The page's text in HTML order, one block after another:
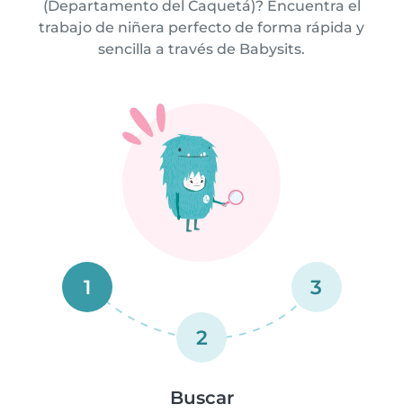
(Departamento del Caquetá)? Encuentra el
trabajo de niñera perfecto de forma rápida y
sencilla a través de Babysits.
1
2
3
Buscar